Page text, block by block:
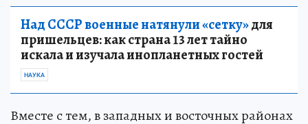
Над СССР военные натянули «сетку»для
пришельцев: как страна 13 лет тайно
искала и изучала инопланетных гостей
НАУКА
Вместе с тем, в западных и восточных районах